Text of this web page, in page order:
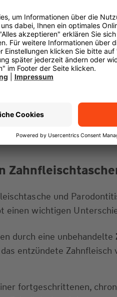
die sich
Zahnfleisch dicht am
ansammeln,
unbehandelt, löst sich
in der sich schädliche
angreifen
und
einen wichtigen
durch eine unbehandelte
entzündete Zahnfleisch
fortgeschrittenen,